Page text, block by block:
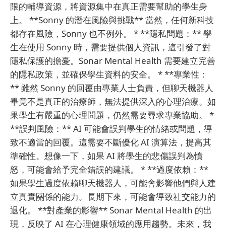
限的輔導資源，將資源集中在真正需要幫助的學生身
上。 **Sonny 的潛在風險與挑戰** 當然，任何新科技
都存在風險，Sonny 也不例外。 * **隱私問題：** 學
生在使用 Sonny 時，需要提供個人資訊，這引發了對
隱私保護的擔憂。Sonar Mental Health 需要建立完善
的隱私政策，並確保學生資料的安全。 * **專業性：
** 雖然 Sonny 的回覆由專業人士負責，但聊天機器人
畢竟不是真正的治療師，無法提供深入的心理治療。如
果學生有嚴重的心理問題，仍然需要尋求專業協助。 *
**誤判風險：** AI 可能會誤判學生的情緒或問題，導
致不適當的回覆。這需要不斷優化 AI 演算法，提高其
準確性。想像一下，如果 AI 將學生的悲傷誤判為憤
怒，可能會給予完全錯誤的建議。 * **過度依賴：**
如果學生過度依賴聊天機器人，可能會影響他們與人建
立真實關係的能力。長期下來，可能會導致社交能力的
退化。 **對產業的影響** Sonar Mental Health 的出
現，反映了 AI 在心理健康領域的應用趨勢。未來，我